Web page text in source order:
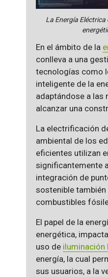
La Energía
En el ámbito de la
conlleva a una
tecnologías como
inteligente de la
adaptándose a las
alcanzar una
La electrificación
ambiental de los
eficientes utilizan
significantemente
integración de
sostenible
combustibles
El papel de la
energética,
uso de iluminación
energía, la cual
sus usuarios, a la